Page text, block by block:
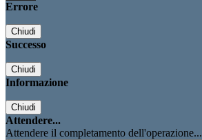
Errore
Chiudi
Successo
Chiudi
Informazione
Chiudi
Attendere...
Attendere il completamento dell'operazione...